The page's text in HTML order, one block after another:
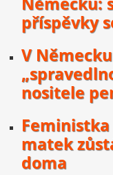
příspěvky
V
nositele
matek
doma